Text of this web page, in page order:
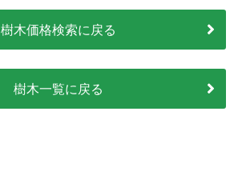
樹木価格検索に戻る
樹木一覧に戻る